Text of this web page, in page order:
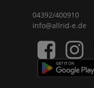
04392/400910
info@allrid-e.de